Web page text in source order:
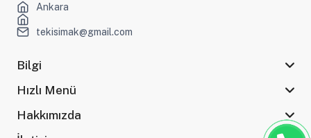
Ankara
tekisimak@gmail.com
Bilgi
Hızlı Menü
Hakkımızda